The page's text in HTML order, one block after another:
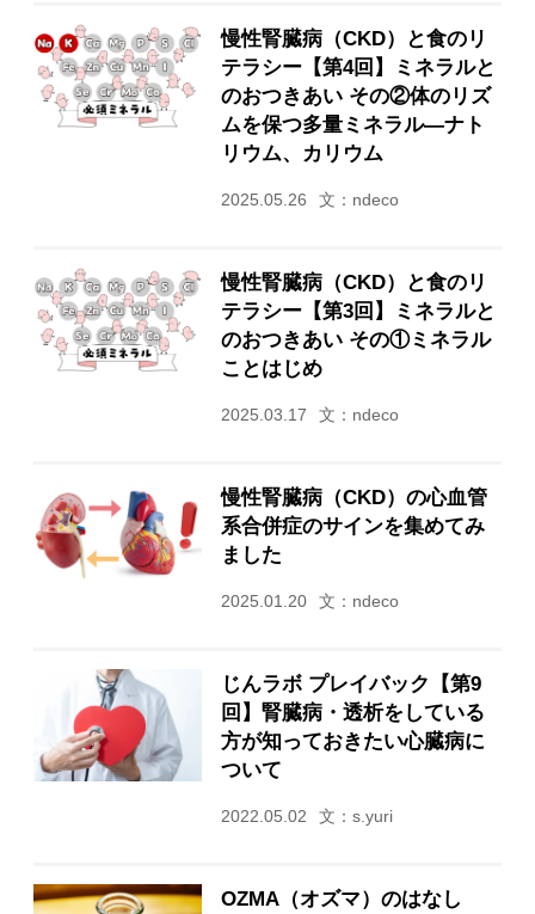
慢性腎臓病（CKD）と食のリ
テラシー【第4回】ミネラルと
のおつきあい その②体のリズ
ムを保つ多量ミネラル―ナト
リウム、カリウム
2025.05.26 文：ndeco
慢性腎臓病（CKD）と食のリ
テラシー【第3回】ミネラルと
のおつきあい その①ミネラル
ことはじめ
2025.03.17 文：ndeco
慢性腎臓病（CKD）の心血管
系合併症のサインを集めてみ
ました
2025.01.20 文：ndeco
じんラボ プレイバック【第9
回】腎臓病・透析をしている
方が知っておきたい心臓病に
ついて
2022.05.02 文：s.yuri
OZMA（オズマ）のはなし